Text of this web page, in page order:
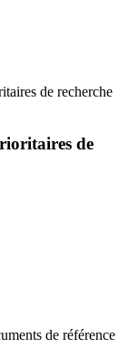
de recherche
de
de référence